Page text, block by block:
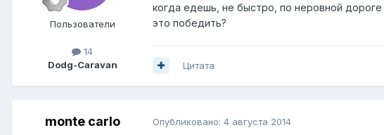
Пользователи
14
Dodg-Caravan
когда едешь, не быстро, по неровной
это победить?
Цитата
monte carlo Опубликовано: 4 августа 2014